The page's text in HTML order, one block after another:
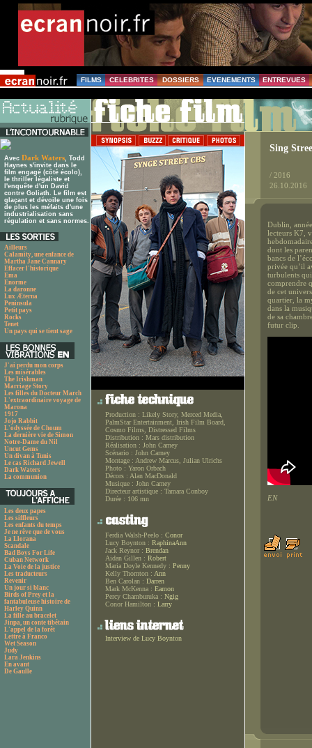
FILMS CELEBRITES DOSSIERS EVENEMENTS ENTREVUES
Avec Dark Waters, Todd
Haynes s'invite dans le
film engagé (côté écolo),
le thriller légaliste et
l'enquête d'un David
contre Goliath. Le film est
glaçant et dévoile une fois
de plus les méfaits d'une
industrialisation sans
régulation et sans normes.
Ailleurs
Calamity, une enfance de
Martha Jane Cannary
Effacer l'historique
Ema
Enorme
La daronne
Lux Æterna
Peninsula
Petit pays
Rocks
Tenet
Un pays qui se tient sage
J'ai perdu mon corps
Les misérables
The Irishman
Marriage Story
Les filles du Docteur March
L'extraordinaire voyage de
Marona
1917
Jojo Rabbit
L'odyssée de Choum
La dernière vie de Simon
Notre-Dame du Nil
Uncut Gems
Un divan à Tunis
Le cas Richard Jewell
Dark Waters
La communion
Les deux papes
Les siffleurs
Les enfants du temps
Je ne rêve que de vous
La Llorana
Scandale
Bad Boys For Life
Cuban Network
La Voie de la justice
Les traducteurs
Revenir
Un jour si blanc
Birds of Prey et la
fantabuleuse histoire de
Harley Quinn
La fille au bracelet
Jinpa, un conte tibétain
L'appel de la forêt
Lettre à Franco
Wet Season
Judy
Lara Jenkins
En avant
De Gaulle
Production : Likely Story, Merced Media,
PalmStar Entertainment, Irish Film Board,
Cosmo Films, Distressed Films
Distribution : Mars distribution
Réalisation : John Carney
Scénario : John Carney
Montage : Andrew Marcus, Julian Ulrichs
Photo : Yaron Orbach
Décors : Alan MacDonald
Musique : John Carney
Directeur artistique : Tamara Conboy
Durée : 106 mn
Ferdia Walsh-Peelo : Conor
Lucy Boynton : RaphinaAnn
Jack Reynor : Brendan
Aidan Gillen : Robert
Maria Doyle Kennedy : Penny
Kelly Thornton : Ann
Ben Carolan : Darren
Mark McKenna : Eamon
Percy Chamburuka : Ngig
Conor Hamilton : Larry
Interview de Lucy Boynton
Sing
/ 2016
26.10.2016
Dublin,
lecteurs K7,
dont les
bancs de
privée qu’il
turbulents
comprendre
de cet
quartier, la
dans la
de sa
futur clip.
EN